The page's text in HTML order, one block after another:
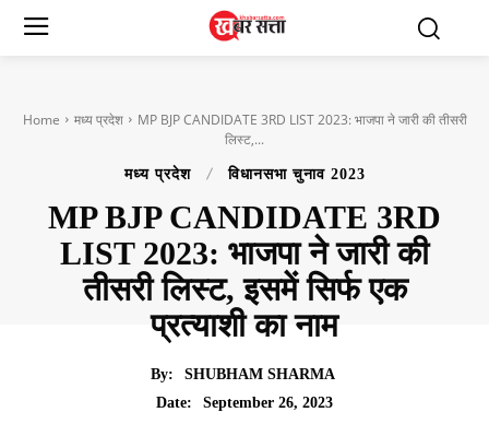
Home मध्य प्रदेश
MP BJP CANDIDATE 3RD LIST 2023: भाजपा ने जारी की तीसरी
लिस्ट,...
मध्य प्रदेश विधानसभा चुनाव 2023
MP BJP CANDIDATE 3RD
LIST 2023: भाजपा ने जारी की
तीसरी लिस्ट, इसमें सिर्फ एक
प्रत्याशी का नाम
By:
SHUBHAM SHARMA
Date:
September 26, 2023